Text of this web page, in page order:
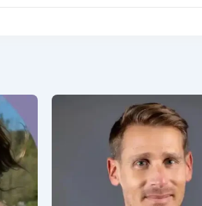
Oxyzen
il y a 1 an
Naturopathie,Thérapies
naturelles